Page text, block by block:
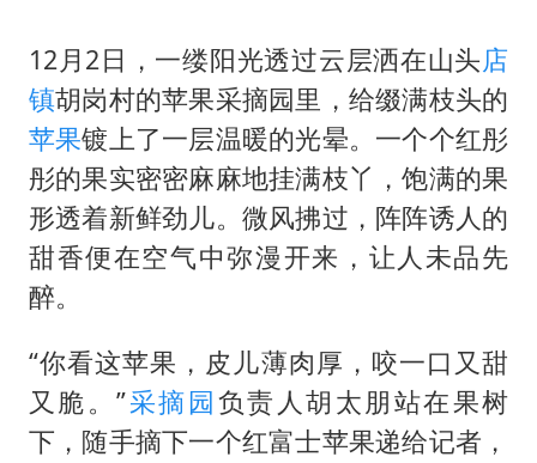
武汉3名城管协管员殴打摊主被刑拘
律师谈贾冰私人饭局被偷拍
男子结婚8年3个女儿都不是亲生
多地银行上调存款利率
面对面丨蔡磊：与渐冻症抗争 纵使不敌 也不屈服
手机真会“偷听”我们说话吗
12月2日，一缕阳光透过云层洒在山头店
镇胡岗村的苹果采摘园里，给缀满枝头的
苹果镀上了一层温暖的光晕。一个个红彤
彤的果实密密麻麻地挂满枝丫，饱满的果
形透着新鲜劲儿。微风拂过，阵阵诱人的
甜香便在空气中弥漫开来，让人未品先
醉。
“你看这苹果，皮儿薄肉厚，咬一口又甜
又脆。”采摘园负责人胡太朋站在果树
下，随手摘下一个红富士苹果递给记者，